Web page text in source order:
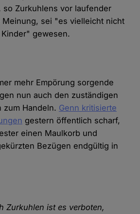
so Zurkuhlens vor laufender
Meinung, sei "es vielleicht nicht
gewesen.
mehr Empörung sorgende
nun auch den zuständigen
zum Handeln. Genn kritisierte
gestern öffentlich scharf,
einen Maulkorb und
Bezügen endgültig in
Zurkuhlen ist es verboten,